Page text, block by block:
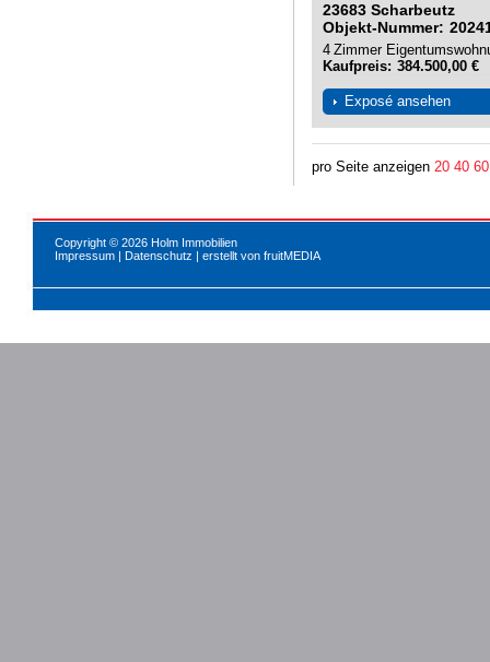
23683 Scharbeutz
Objekt-Nummer
Zimmer
4
Kaufpreis 384.500,00 €
Exposé ansehen
pro Seite anzeigen 20 40 60
Copyright © 2026 Holm Immobilien
Impressum | Datenschutz | erstellt von fruitMEDIA